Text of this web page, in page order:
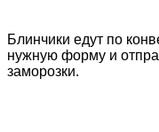
Блинчики едут по
нужную форму и
заморозки.